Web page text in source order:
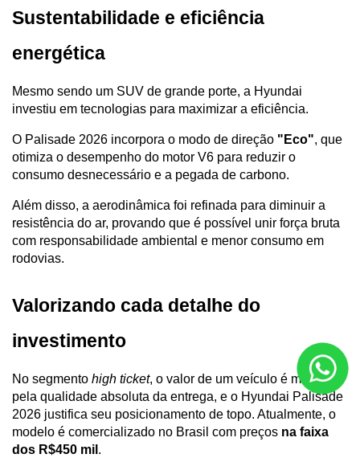
Sustentabilidade e eficiência
energética
Mesmo sendo um SUV de grande porte, a Hyundai
investiu em tecnologias para maximizar a eficiência.
O Palisade 2026 incorpora o modo de direção "Eco", que
otimiza o desempenho do motor V6 para reduzir o
consumo desnecessário e a pegada de carbono.
Além disso, a aerodinâmica foi refinada para diminuir a
resistência do ar, provando que é possível unir força bruta
com responsabilidade ambiental e menor consumo em
rodovias.
Valorizando cada detalhe do
investimento
No segmento high ticket, o valor de um veículo é medido
pela qualidade absoluta da entrega, e o Hyundai Palisade
2026 justifica seu posicionamento de topo. Atualmente, o
modelo é comercializado no Brasil com preços na faixa
dos R$450 mil .